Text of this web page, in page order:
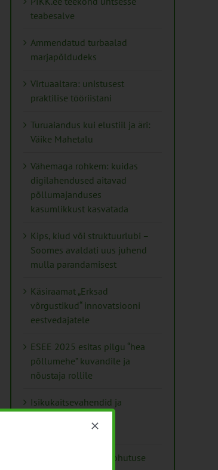
teabesalve
Ammendatud turbaalad
marjapõldudeks
Virtuaaltara: unistusest
praktilise tööriistani
Turuaiandus kui elustiil ja äri:
Väike Mahetalu
Vähemaga rohkem: kuidas
digilahendused aitavad
põllumajanduses
kasumlikkust kasvatada
Kips, kiud või struktuurlubi –
Soomes avaldati uus juhend
mulla parandamisest
Käsiraamat „Erksad
võrgustikud“ innovatsiooni
eestvedajatele
ESEE 2025 esitas pilgu “hea
põllumehe” kuvandile ja
nõustaja rollile
Isikukaitsevahendid ja
taimekaitsetöödel
Mida näitavad toiduohutuse